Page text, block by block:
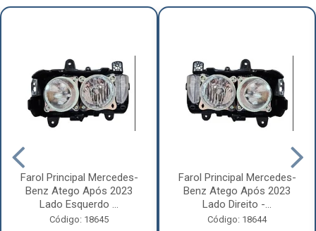
Farol Principal Mercedes-
Benz Atego Após 2023
Lado Esquerdo ...
Código: 18645
Farol Principal Mercedes-
Benz Atego Após 2023
Lado Direito -...
Código: 18644